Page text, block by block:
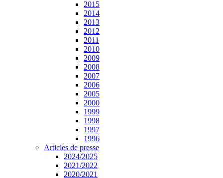
2015
2014
2013
2012
2011
2010
2009
2008
2007
2006
2005
2000
1999
1998
1997
1996
Articles de presse
2024/2025
2021/2022
2020/2021